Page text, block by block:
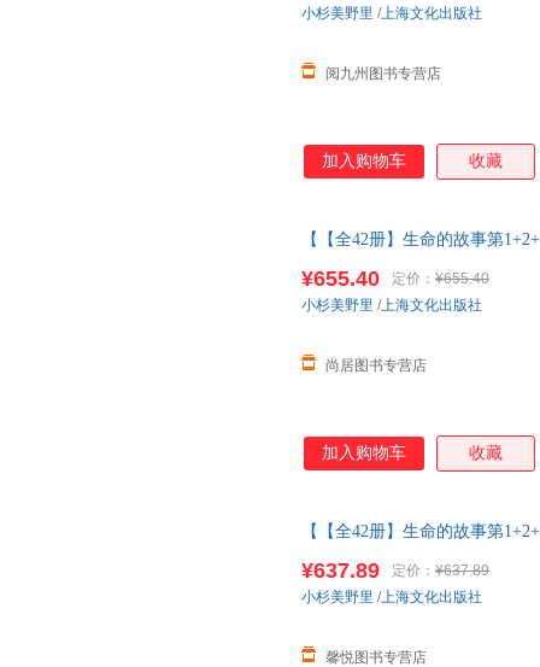
阅九州图书专营店
小杉美野里 /上海文化出版社
加入购物车 收藏
【【全42册】生命的故事第
¥655.40 定价： ¥655.40
尚居图书专营店
小杉美野里 /上海文化出版社
加入购物车 收藏
【【全42册】生命的故事第
服
¥637.89 定价： ¥637.89
馨悦图书专营店
小杉美野里 /上海文化出版社